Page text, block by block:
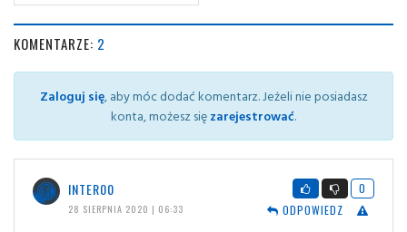
KOMENTARZE: 2
Zaloguj się, aby móc dodać komentarz. Jeżeli nie posiadasz
konta, możesz sięzarejestrować.
INTER00
28 SIERPNIA 2020 | 06:33
0
ODPOWIEDZ